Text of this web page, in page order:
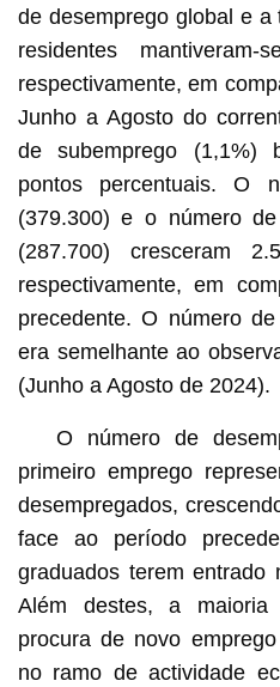
de desemprego global e
residentes
respectivamente, em
Junho a Agosto do
de subemprego (1,1%)
pontos percentuais. O
(379.300) e o número
(287.700) cresceram
respectivamente, em
precedente. O número
era semelhante ao
(Junho a Agosto de 2024).
O número de
primeiro emprego
desempregados,
face ao período
graduados terem entrado
Além destes, a maioria
procura de novo
no ramo de actividade